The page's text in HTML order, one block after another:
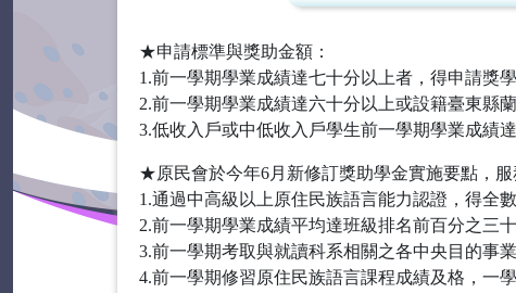
★申請標準與獎助金額：
1.前一學期學業成績達七十分以上者，得申請獎
2.前一學期學業成績達六十分以上或設籍臺東縣
3.低收入戶或中低收入戶學生前一學期學業成績
★原民會於今年6月新修訂獎助學金實施要點，
1.通過中高級以上原住民族語言能力認證，得全數
2.前一學期學業成績平均達班級排名前百分之三十
3.前一學期考取與就讀科系相關之各中央目的事
4.前一學期修習原住民族語言課程成績及格，一